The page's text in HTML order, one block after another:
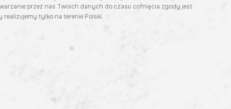
przez nas Twoich danych do czasu cofnięcia zgody jest
realizujemy tylko na terenie Polski.